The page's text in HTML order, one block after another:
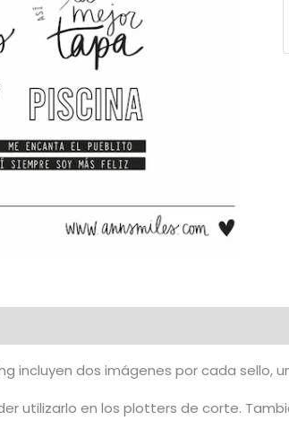
incluyen dos imágenes por cada sello,
utilizarlo en los plotters de corte.